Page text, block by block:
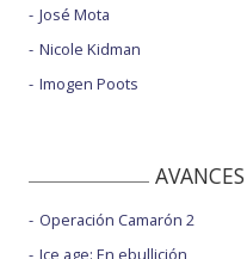
José Mota
Nicole Kidman
Imogen Poots
Operación Camarón 2
Ice age: En ebullición